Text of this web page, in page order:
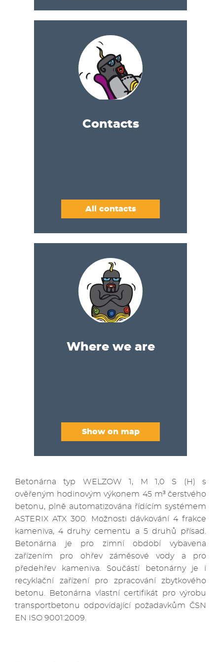
Contacts
All contacts
Where we are
Show on map
Betonárna typ WELZOW 1, M 1,0 S (H) s
ověřeným hodinovým výkonem 45 m³ čerstvého
betonu, plně automatizována řídícím systémem
ASTERIX ATX 300. Možnosti dávkování 4 frakce
kameniva, 4 druhy cementu a 5 druhů přísad.
Betonárna je pro zimní období vybavena
zařízením pro ohřev záměsové vody a pro
předehřev kameniva. Součástí betonárny je i
recyklační zařízení pro zpracování zbytkového
betonu. Betonárna vlastní certifikát pro výrobu
transportbetonu odpovídající požadavkům ČSN
EN ISO 9001:2009.